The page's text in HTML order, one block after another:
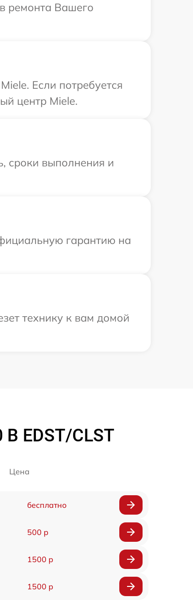
ремонта Вашего
Если потребуется
центр Miele.
сроки выполнения и
гарантию на
технику к вам домой
EDST/CLST
Цена
бесплатно
500 р
1500 р
1500 р